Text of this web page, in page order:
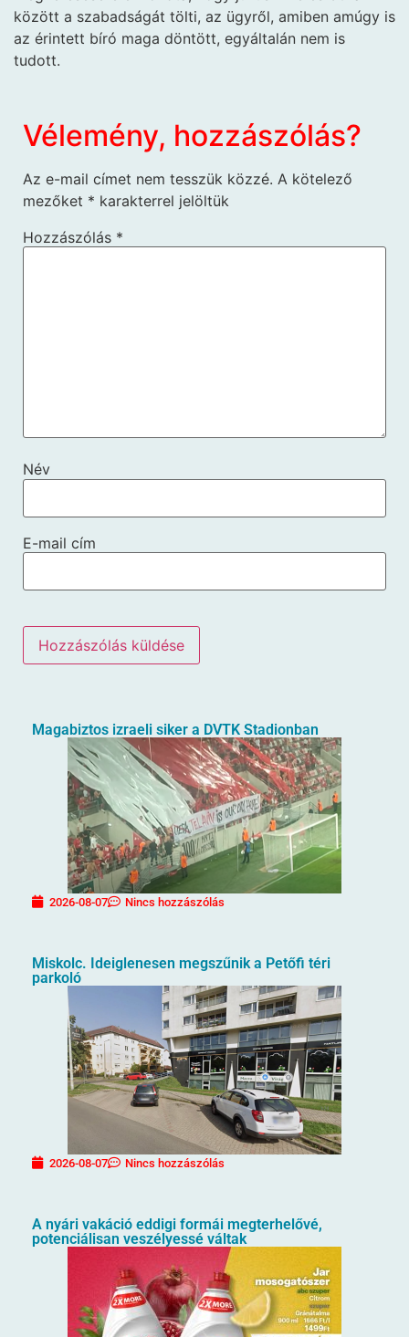
között a szabadságát tölti, az ügyről, amiben amúgy is
az érintett bíró maga döntött, egyáltalán nem is
tudott.
Vélemény, hozzászólás?
Az e-mail címet nem tesszük közzé. A kötelező
mezőket * karakterrel jelöltük
Hozzászólás *
Név
E-mail cím
Magabiztos izraeli siker a DVTK Stadionban
2026-08-07 Nincs hozzászólás
Miskolc. Ideiglenesen megszűnik a Petőfi téri
parkoló
2026-08-07 Nincs hozzászólás
A nyári vakáció eddigi formái megterhelővé,
potenciálisan veszélyessé váltak